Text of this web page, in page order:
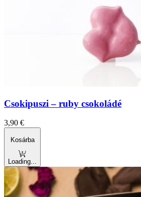
Csokipuszi – ruby csokoládé
3,90 €
Kosárba
Loading...